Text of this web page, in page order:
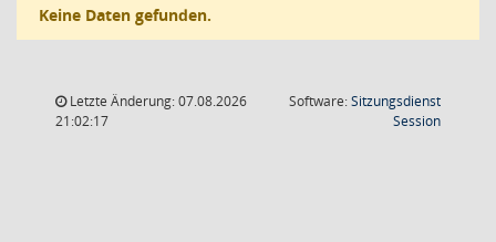
Keine Daten gefunden.
Letzte Änderung: 07.08.2026
21:02:17
Software:Sitzungsdienst
Session(Wird in